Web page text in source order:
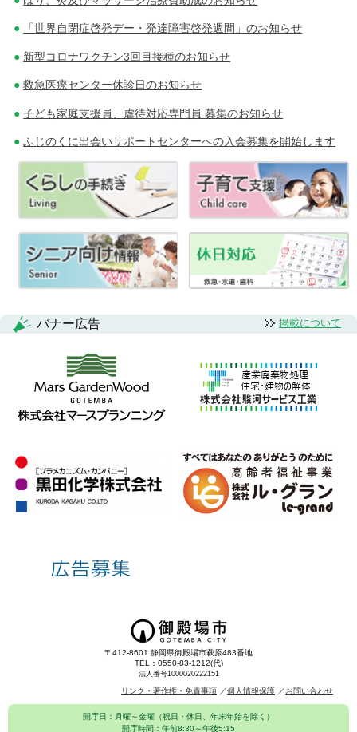
「世界自閉症啓発デー・発達障害啓発週間」のお知らせ
新型コロナワクチン3回目接種のお知らせ
救急医療センター休診日のお知らせ
子ども家庭支援員、虐待対応専門員 募集のお知らせ
ふじのくに出会いサポートセンターへの入会募集を開始します
バナー広告 掲載について
〒412-8601 静岡県御殿場市萩原483番地
TEL：0550-83-1212(代)
法人番号1000020222151
リンク・著作権・免責事項 個人情報保護 お問い合わせ
開庁日：月曜～金曜（祝日・休日、年末年始を除く）
開庁時間：午前8:30～午後5:15